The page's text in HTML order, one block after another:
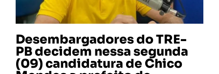
Desembargadores do TRE-
PB decidem nessa segunda
(09) candidatura de Chico